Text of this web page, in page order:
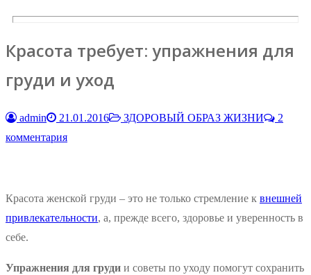
Красота требует: упражнения для
груди и уход
admin 21.01.2016 ЗДОРОВЫЙ ОБРАЗ ЖИЗНИ
2
комментария
Красота женской груди – это не только стремление к внешней
привлекательности, а, прежде всего, здоровье и уверенность в
себе.
Упражнения для груди и советы по уходу помогут сохранить